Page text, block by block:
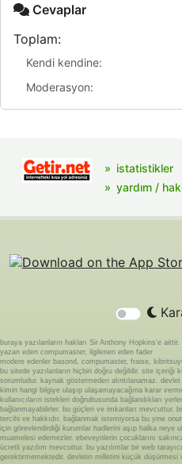
Cevaplar
Toplam:
Kendi kendine:
Moderasyon:
istatistikler
yardım /
buraya yazılanların hakları Sir Anthony Hopkins'e aittir.
yazan eden compumaster, ilgilenen eden fader
modere edenler basond, compumaster, fraise,
bu sitede yazılanların hiçbiri doğru değildir. site içeriği
sorumludur. kaynak göstermeden alıntılanamaz.
kimin hangi bilgiye ulaşıp ulaşamayacağına karar
kullanıcıların istekleri doğrultusunda bağlandıkları
bağlanmayabilirler. bu güçleri ve imkanları mevcuttur.
tercihi ve hakkıdır. bağlanmak istemiyorsa bu yine
için görevlendirdiği kurumlar hadlerini aşıp halka neye
muamelesi edemezler. ebeveynlerin çocuklarını
ücretli yazılım mevcuttur. bu yazılımlar bir web
gerektirmemektedir. devletin milletini küçük düşürmesi